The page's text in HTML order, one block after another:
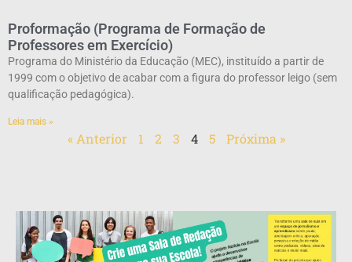
Proformação (Programa de Formação de
Professores em Exercício)
Programa do Ministério da Educação (MEC), instituído a partir de
1999 com o objetivo de acabar com a figura do professor leigo (sem
qualificação pedagógica).
Leia mais »
« Anterior 1 2 3 4 5 Próxima »